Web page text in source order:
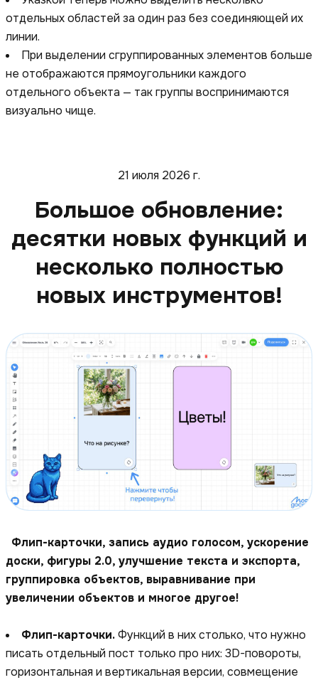
отдельных областей за один раз без соединяющей их
линии.
При выделении сгруппированных элементов больше
не отображаются прямоугольники каждого
отдельного объекта — так группы воспринимаются
визуально чище.
21 июля 2026 г.
Большое обновление:
десятки новых функций и
несколько полностью
новых инструментов!
Флип-карточки, запись аудио голосом, ускорение
доски, фигуры 2.0, улучшение текста и экспорта,
группировка объектов, выравнивание при
увеличении объектов и многое другое!
Флип-карточки.Функций в них столько, что нужно
писать отдельный пост только про них: 3D-повороты,
горизонтальная и вертикальная версии, совмещение